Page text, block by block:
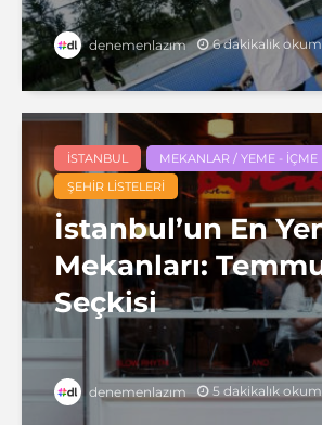
denemenlazım 6 dakikalık
İSTANBUL
MEKANLAR / YEME - İÇME
ŞEHIR LISTELERI
İstanbul’un En
Mekanları:
Seçkisi
denemenlazım 5 dakikalık